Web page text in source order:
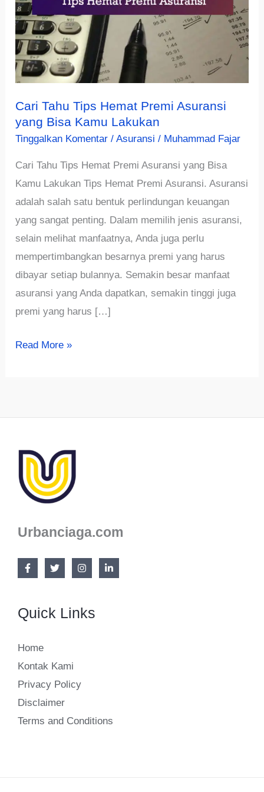
Cari Tahu Tips Hemat Premi Asuransi
yang Bisa Kamu Lakukan
Tinggalkan Komentar /Asuransi / Muhammad Fajar
Cari Tahu Tips Hemat Premi Asuransi yang Bisa
Kamu Lakukan Tips Hemat Premi Asuransi. Asuransi
adalah salah satu bentuk perlindungan keuangan
yang sangat penting. Dalam memilih jenis asuransi,
selain melihat manfaatnya, Anda juga perlu
mempertimbangkan besarnya premi yang harus
dibayar setiap bulannya. Semakin besar manfaat
asuransi yang Anda dapatkan, semakin tinggi juga
premi yang harus […]
Cari
Premi
yang
Kamu
Read More »
Urbanciaga.com
Quick Links
Home
Kontak Kami
Privacy Policy
Disclaimer
Terms and Conditions